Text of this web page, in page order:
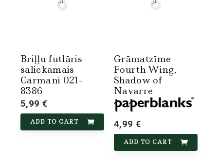
Briļļu futlāris
saliekamais
Carmani 021-
8386
5,99 €
ADD TO CART
Grāmatzīme
Fourth Wing,
Shadow of
Navarre
4,99 €
ADD TO CART